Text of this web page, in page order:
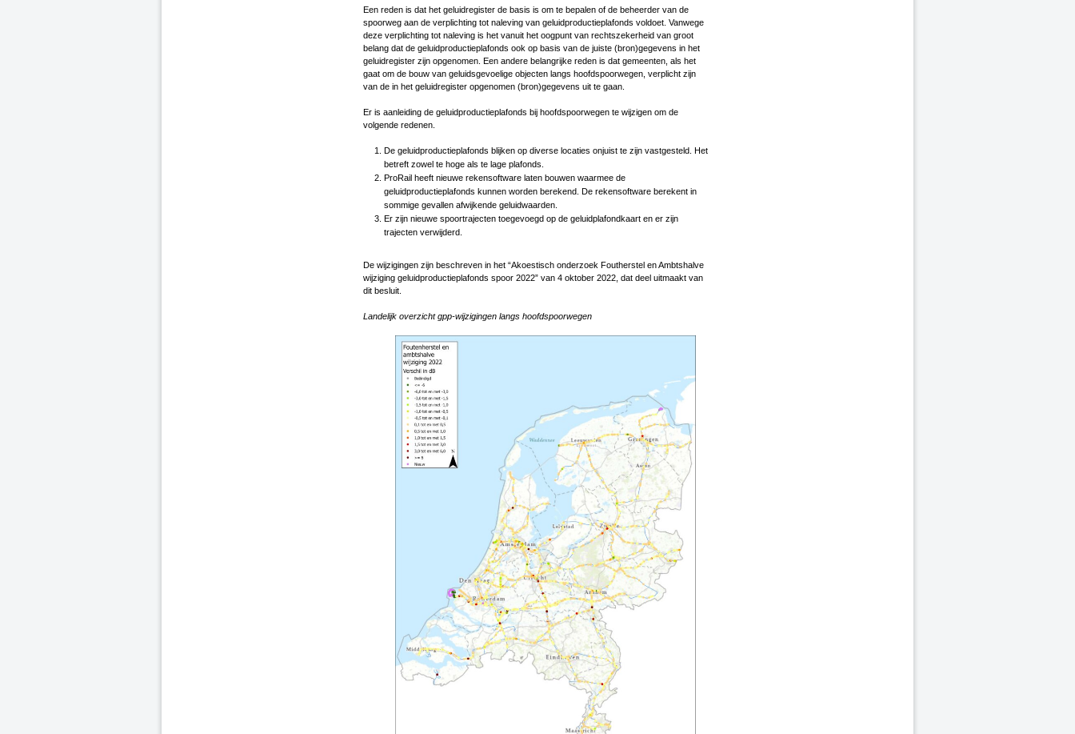
Een reden is dat het geluidregister de basis is om te bepalen of de beheerder van de
spoorweg aan de verplichting tot naleving van geluidproductieplafonds voldoet. Vanwege
deze verplichting tot naleving is het vanuit het oogpunt van rechtszekerheid van groot
belang dat de geluidproductieplafonds ook op basis van de juiste (bron)gegevens in het
geluidregister zijn opgenomen. Een andere belangrijke reden is dat gemeenten, als het
gaat om de bouw van geluidsgevoelige objecten langs hoofdspoorwegen, verplicht zijn
van de in het geluidregister opgenomen (bron)gegevens uit te gaan.
Er is aanleiding de geluidproductieplafonds bij hoofdspoorwegen te wijzigen om de
volgende redenen.
De geluidproductieplafonds blijken op diverse locaties onjuist te zijn vastgesteld. Het
betreft zowel te hoge als te lage plafonds.
ProRail heeft nieuwe rekensoftware laten bouwen waarmee de
geluidproductieplafonds kunnen worden berekend. De rekensoftware berekent in
sommige gevallen afwijkende geluidwaarden.
Er zijn nieuwe spoortrajecten toegevoegd op de geluidplafondkaart en er zijn
trajecten verwijderd.
De wijzigingen zijn beschreven in het “Akoestisch onderzoek Foutherstel en Ambtshalve
wijziging geluidproductieplafonds spoor 2022” van 4 oktober 2022, dat deel uitmaakt van
dit besluit.
Landelijk overzicht gpp-wijzigingen langs hoofdspoorwegen